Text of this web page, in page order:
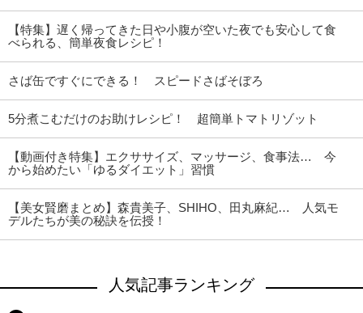
【特集】遅く帰ってきた日や小腹が空いた夜でも安心して食
べられる、簡単夜食レシピ！
さば缶ですぐにできる！ スピードさばそぼろ
5分煮こむだけのお助けレシピ！ 超簡単トマトリゾット
【動画付き特集】エクササイズ、マッサージ、食事法… 今
から始めたい「ゆるダイエット」習慣
【美女賢磨まとめ】森貴美子、SHIHO、田丸麻紀… 人気モ
デルたちが美の秘訣を伝授！
人気記事ランキング